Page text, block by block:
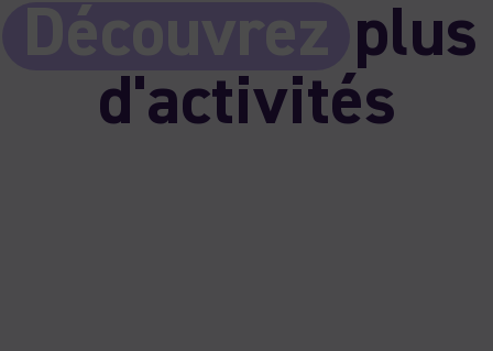
Découvrez plus
d'activités